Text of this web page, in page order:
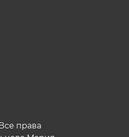
права